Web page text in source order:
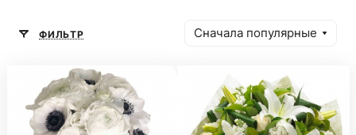
ФИЛЬТР Сначала популярные